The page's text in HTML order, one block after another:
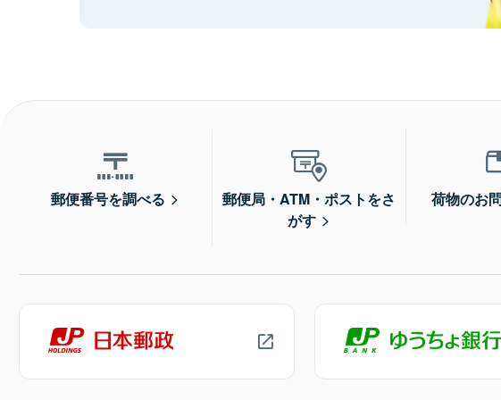
郵便番号を調べる
郵便局・ATM・ポストをさ
がす
荷物のお